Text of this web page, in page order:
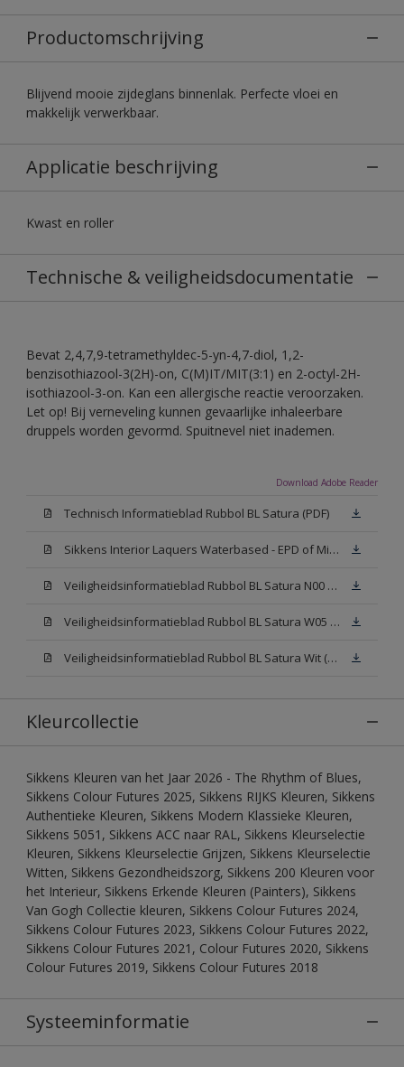
Productomschrijving
Blijvend mooie zijdeglans binnenlak. Perfecte vloei en
makkelijk verwerkbaar.
Applicatie beschrijving
Kwast en roller
Technische & veiligheidsdocumentatie
Bevat 2,4,7,9-tetramethyldec-5-yn-4,7-diol, 1,2-
benzisothiazool-3(2H)-on, C(M)IT/MIT(3:1) en 2-octyl-2H-
isothiazool-3-on. Kan een allergische reactie veroorzaken.
Let op! Bij verneveling kunnen gevaarlijke inhaleerbare
druppels worden gevormd. Spuitnevel niet inademen.
Download Adobe Reader
Technisch Informatieblad Rubbol BL Satura (PDF)
Sikkens Interior Laquers Waterbased - EPD of Milieuproductverklaring
Veiligheidsinformatieblad Rubbol BL Satura N00 (MSDS)
Veiligheidsinformatieblad Rubbol BL Satura W05 (MSDS)
Veiligheidsinformatieblad Rubbol BL Satura Wit (MSDS)
Kleurcollectie
Sikkens Kleuren van het Jaar 2026 - The Rhythm of Blues,
Sikkens Colour Futures 2025, Sikkens RIJKS Kleuren, Sikkens
Authentieke Kleuren, Sikkens Modern Klassieke Kleuren,
Sikkens 5051, Sikkens ACC naar RAL, Sikkens Kleurselectie
Kleuren, Sikkens Kleurselectie Grijzen, Sikkens Kleurselectie
Witten, Sikkens Gezondheidszorg, Sikkens 200 Kleuren voor
het Interieur, Sikkens Erkende Kleuren (Painters), Sikkens
Van Gogh Collectie kleuren, Sikkens Colour Futures 2024,
Sikkens Colour Futures 2023, Sikkens Colour Futures 2022,
Sikkens Colour Futures 2021, Colour Futures 2020, Sikkens
Colour Futures 2019, Sikkens Colour Futures 2018
Systeeminformatie